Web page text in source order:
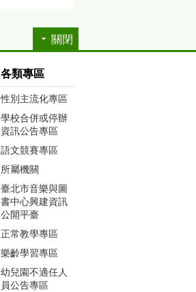
關閉
各類專區
性別主流化專區
學校合併或停辦
資訊公告專區
語文競賽專區
所屬機關
臺北市音樂與圖
書中心興建資訊
公開平臺
正常教學專區
樂齡學習專區
幼兒園不適任人
員公告專區